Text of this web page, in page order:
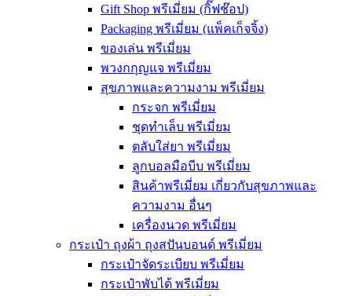
Gift Shop พรีเมี่ยม (กิ๊ฟช๊อป)
Packaging พรีเมี่ยม (แพ็คเก็จจิ้ง)
ของเล่น พรีเมี่ยม
พวงกกุญแจ พรีเมี่ยม
สุขภาพและความงาม พรีเมี่ยม
กระจก พรีเมี่ยม
ชุดทำเล็บ พรีเมี่ยม
ตลับใส่ยา พรีเมี่ยม
ลูกบอลมือบีบ พรีเมี่ยม
สินค้าพรีเมี่ยม เกี่ยวกับสุขภาพและ
ความงาม อื่นๆ
เครื่องนวด พรีเมี่ยม
กระเป๋า ถุงผ้า ถุงสปันบอนด์ พรีเมี่ยม
กระเป๋าจัดระเบียบ พรีเมี่ยม
กระเป๋าพับได้ พรีเมี่ยม